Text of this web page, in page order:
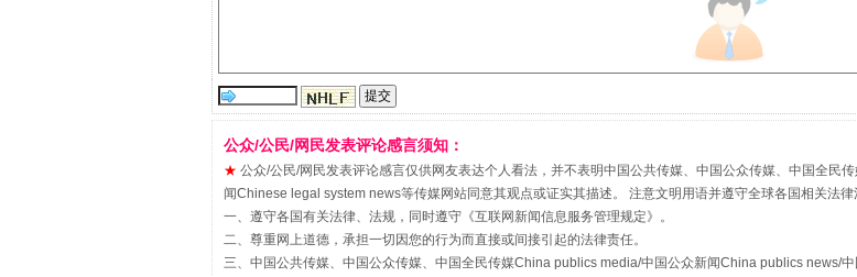
“刷贴”乱象丛生
生物安全法正式实施
公众/公民/网民发表评论感言须知：
★ 公众/公民/网民发表评论感言仅供网友表达个人看法，并不表明中国公共传媒、中国公众传媒、中国全
闻Chinese legal system news等传媒网站同意其观点或证实其描述。 注意文明用语并遵守全球各国相关法律
一、遵守各国有关法律、法规，同时遵守《互联网新闻信息服务管理规定》。
二、尊重网上道德，承担一切因您的行为而直接或间接引起的法律责任。
三、中国公共传媒、中国公众传媒、中国全民传媒China publics media/中国公众新闻China publics news/